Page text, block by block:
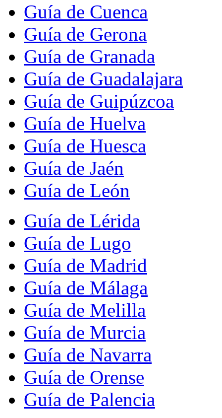
Guía de Cuenca
Guía de Gerona
Guía de Granada
Guía de Guadalajara
Guía de Guipúzcoa
Guía de Huelva
Guía de Huesca
Guía de Jaén
Guía de León
Guía de Lérida
Guía de Lugo
Guía de Madrid
Guía de Málaga
Guía de Melilla
Guía de Murcia
Guía de Navarra
Guía de Orense
Guía de Palencia